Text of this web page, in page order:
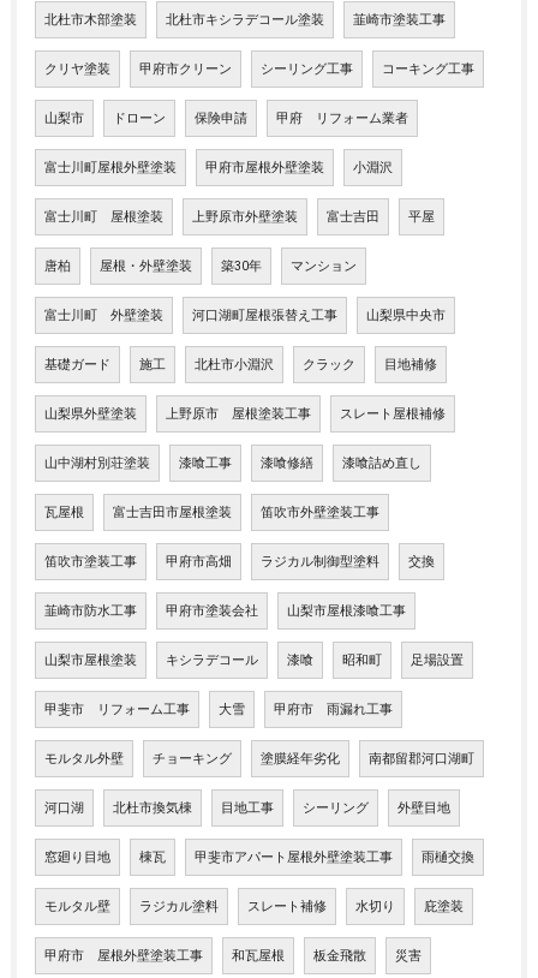
北杜市木部塗装 北杜市キシラデコール塗装 韮崎市塗装工事
クリヤ塗装 甲府市クリーン シーリング工事 コーキング工事
山梨市 ドローン 保険申請 甲府 リフォーム業者
富士川町屋根外壁塗装 甲府市屋根外壁塗装 小淵沢
富士川町 屋根塗装 上野原市外壁塗装 富士吉田 平屋
唐柏 屋根・外壁塗装 築30年 マンション
富士川町 外壁塗装 河口湖町屋根張替え工事 山梨県中央市
基礎ガード 施工 北杜市小淵沢 クラック 目地補修
山梨県外壁塗装 上野原市 屋根塗装工事 スレート屋根補修
山中湖村別荘塗装 漆喰工事 漆喰修繕 漆喰詰め直し
瓦屋根 富士吉田市屋根塗装 笛吹市外壁塗装工事
笛吹市塗装工事 甲府市高畑 ラジカル制御型塗料 交換
韮崎市防水工事 甲府市塗装会社 山梨市屋根漆喰工事
山梨市屋根塗装 キシラデコール 漆喰 昭和町 足場設置
甲斐市 リフォーム工事 大雪 甲府市 雨漏れ工事
モルタル外壁 チョーキング 塗膜経年劣化 南都留郡河口湖町
河口湖 北杜市換気棟 目地工事 シーリング 外壁目地
窓廻り目地 棟瓦 甲斐市アパート屋根外壁塗装工事 雨樋交換
モルタル壁 ラジカル塗料 スレート補修 水切り 庇塗装
甲府市 屋根外壁塗装工事 和瓦屋根 板金飛散 災害